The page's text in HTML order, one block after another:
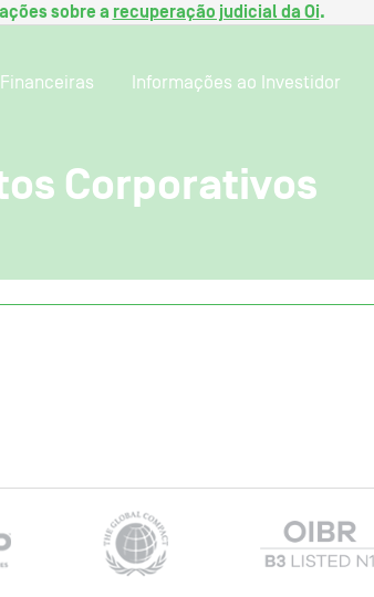
sobre a recuperação judicial da Oi.
Informações ao Investidor
Corporativos